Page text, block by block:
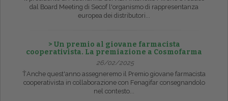
dal Board Meeting di Secof l'organismo di rappresentanza
europea dei distributori...
> Un premio al giovane farmacista
cooperativista. La premiazione a Cosmofarma
26/02/2025
ŤAnche quest'anno assegneremo il Premio giovane farmacista
cooperativista in collaborazione con Fenagifar consegnandolo
nel contesto...